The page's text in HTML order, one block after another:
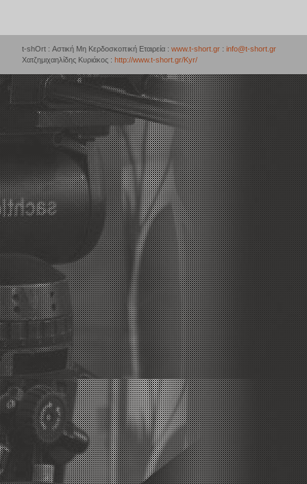
t-shOrt : Αστική Μη Κερδοσκοπική Εταιρεία : www.t-short.gr : info@t-short.gr
Χατζημιχαηλίδης Κυριάκος : http://www.t-short.gr/Kyr/